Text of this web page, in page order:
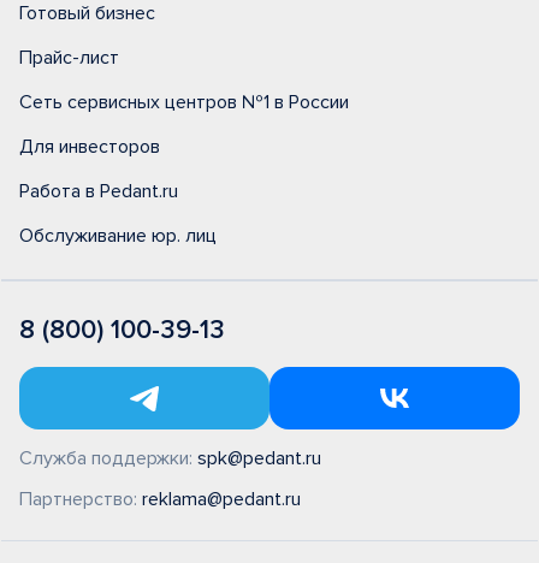
Готовый бизнес
Прайс-лист
Сеть сервисных центров №1 в России
Для инвесторов
Работа в Pedant.ru
Обслуживание юр. лиц
8 (800) 100-39-13
Служба поддержки: spk@pedant.ru
Партнерство: reklama@pedant.ru